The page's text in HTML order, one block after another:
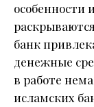
особенности
банк
денежные
в работе
исламских